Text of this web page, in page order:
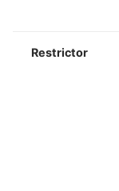
Restrictor